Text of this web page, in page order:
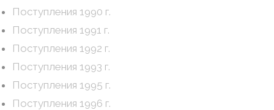
Поступления 1990 г.
Поступления 1991 г.
Поступления 1992 г.
Поступления 1993 г.
Поступления 1995 г.
Поступления 1996 г.